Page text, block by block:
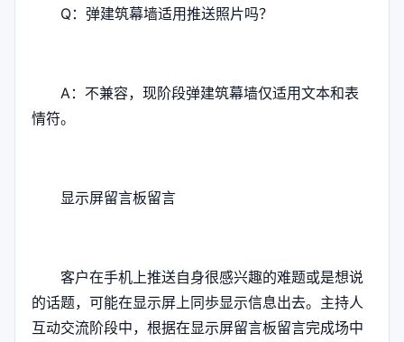
Q：弹建筑幕墙适用推送照片吗？
A：不兼容，现阶段弹建筑幕墙仅适用文本和表
情符。
显示屏留言板留言
客户在手机上推送自身很感兴趣的难题或是想说
的话题，可能在显示屏上同歩显示信息出去。主持人
互动交流阶段中，根据在显示屏留言板留言完成场中